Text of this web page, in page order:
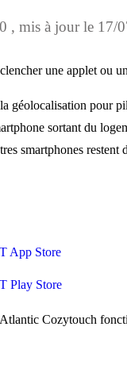
, mis à jour le 17/
une applet ou
géolocalisation pour
sortant du
smartphones restent
App Store
Play Store
Cozytouch